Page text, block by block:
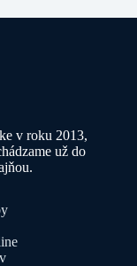
v roku 2013,
už do